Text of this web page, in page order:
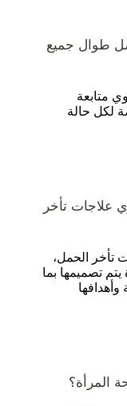
طوال جميع
متابعة
لكل حالة
علاجات تأخر
تأخر الحمل،
تصميمها بما
المرأة؟